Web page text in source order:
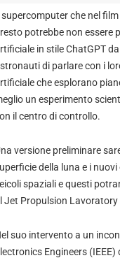
supercomputer che nel
potrebbe non essere
in stile ChatGPT
di parlare con i
che esplorano
un esperimento
il centro di controllo.
versione preliminare
della luna e i
spaziali e questi
Jet Propulsion Lavoratory
suo intervento a un
Engineers